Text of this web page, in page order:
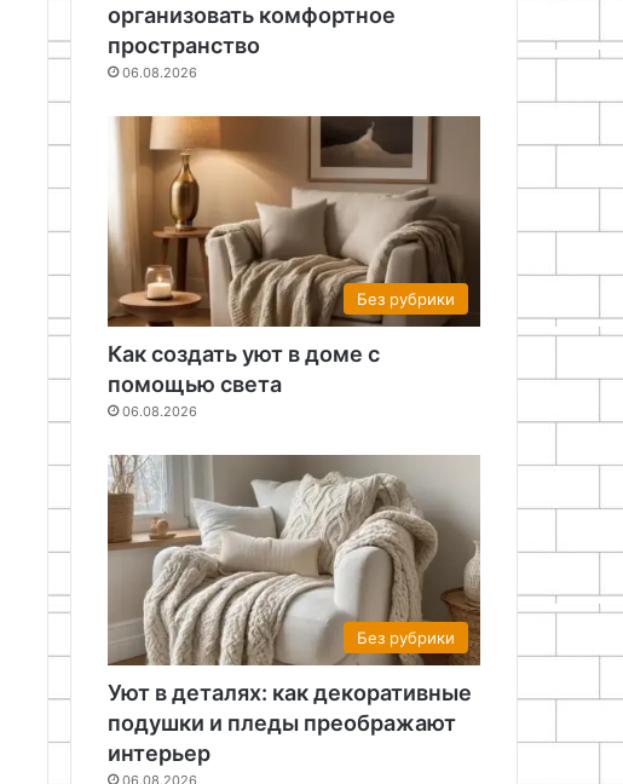
организовать комфортное
пространство
06.08.2026
Без рубрики
Как создать уют в доме с
помощью света
06.08.2026
Без рубрики
Уют в деталях: как декоративные
подушки и пледы преображают
интерьер
06.08.2026